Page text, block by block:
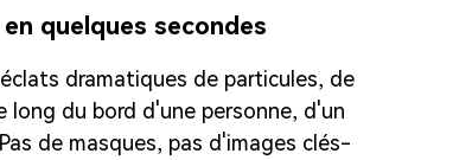
quelques secondes
dramatiques de particules, de
du bord d'une personne, d'un
de masques, pas d'images clés-